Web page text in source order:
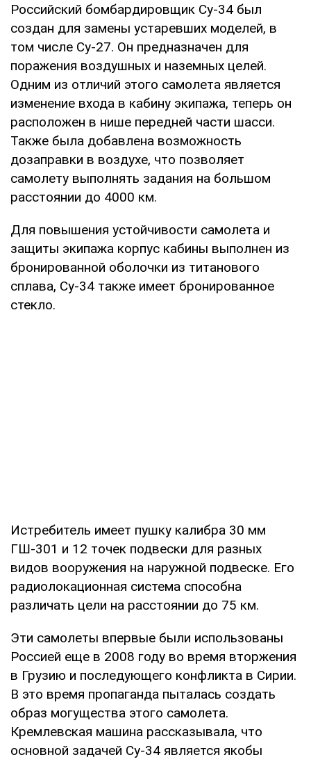
Российский бомбардировщик Су-34 был
создан для замены устаревших моделей, в
том числе Су-27. Он предназначен для
поражения воздушных и наземных целей.
Одним из отличий этого самолета является
изменение входа в кабину экипажа, теперь он
расположен в нише передней части шасси.
Также была добавлена возможность
дозаправки в воздухе, что позволяет
самолету выполнять задания на большом
расстоянии до 4000 км.
Для повышения устойчивости самолета и
защиты экипажа корпус кабины выполнен из
бронированной оболочки из титанового
сплава, Су-34 также имеет бронированное
стекло.
Истребитель имеет пушку калибра 30 мм
ГШ-301 и 12 точек подвески для разных
видов вооружения на наружной подвеске. Его
радиолокационная система способна
различать цели на расстоянии до 75 км.
Эти самолеты впервые были использованы
Россией еще в 2008 году во время вторжения
в Грузию и последующего конфликта в Сирии.
В это время пропаганда пыталась создать
образ могущества этого самолета.
Кремлевская машина рассказывала, что
основной задачей Су-34 является якобы